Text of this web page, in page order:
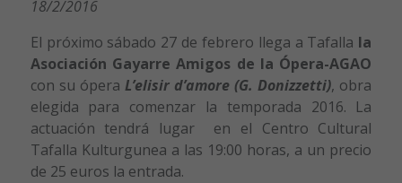
18/2/2016
El próximo sábado 27 de febrero llega a Tafalla la
Asociación Gayarre Amigos de la Ópera-AGAO
con su ópera L’elisir d’amore (G. Donizzetti), obra
elegida para comenzar la temporada 2016. La
actuación tendrá lugar en el Centro Cultural
Tafalla Kulturgunea a las 19:00 horas, a un precio
de 25 euros la entrada.